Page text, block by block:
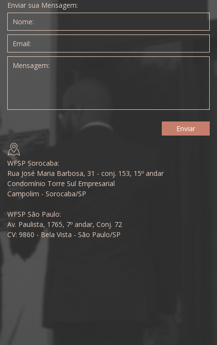
Enviar sua Mensagem:
WFSP Sorocaba:
Rua José Maria Barbosa, 31 - conj. 153, 15º andar
Condomínio Torre Sul Empresarial
Campolim - Sorocaba/SP
WFSP São Paulo:
Av. Paulista, 1765, 7º andar, Conj. 72
CV: 9860 - Bela Vista - São Paulo/SP